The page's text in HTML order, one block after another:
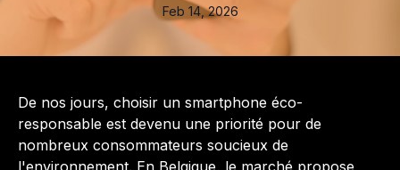
Feb 14, 2026
De nos jours, choisir un smartphone éco-
responsable est devenu une priorité pour de
nombreux consommateurs soucieux de
l'environnement. En Belgique, le marché propose